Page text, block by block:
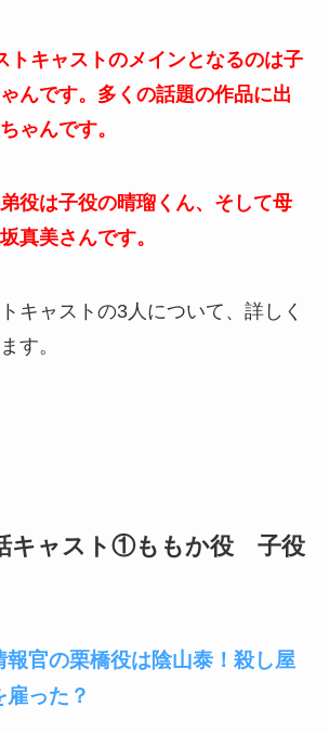
トキャストのメインとなるのは子
んです。多くの話題の作品に出
ゃんです。
役は子役の晴瑠くん、そして母
真美さんです。
キャストの3人について、詳しく
す。
話キャスト①ももか役 子役
報官の栗橋役は陰山泰！殺し屋
った？